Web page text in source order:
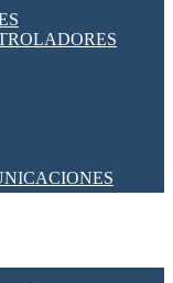
CORRIENTE